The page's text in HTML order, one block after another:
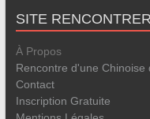
SITE
À Propos
Rencontre d'une
Contact
Inscription Gratuite